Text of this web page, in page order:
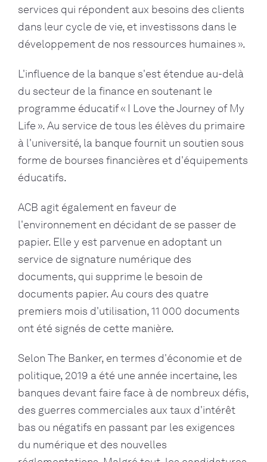
services qui répondent aux besoins des clients
dans leur cycle de vie, et investissons dans le
développement de nos ressources humaines ».
L'influence de la banque s'est étendue au-delà
du secteur de la finance en soutenant le
programme éducatif « I Love the Journey of My
Life ». Au service de tous les élèves du primaire
à l'université, la banque fournit un soutien sous
forme de bourses financières et d'équipements
éducatifs.
ACB agit également en faveur de
l'environnement en décidant de se passer de
papier. Elle y est parvenue en adoptant un
service de signature numérique des
documents, qui supprime le besoin de
documents papier. Au cours des quatre
premiers mois d'utilisation, 11 000 documents
ont été signés de cette manière.
Selon The Banker, en termes d'économie et de
politique, 2019 a été une année incertaine, les
banques devant faire face à de nombreux défis,
des guerres commerciales aux taux d'intérêt
bas ou négatifs en passant par les exigences
du numérique et des nouvelles